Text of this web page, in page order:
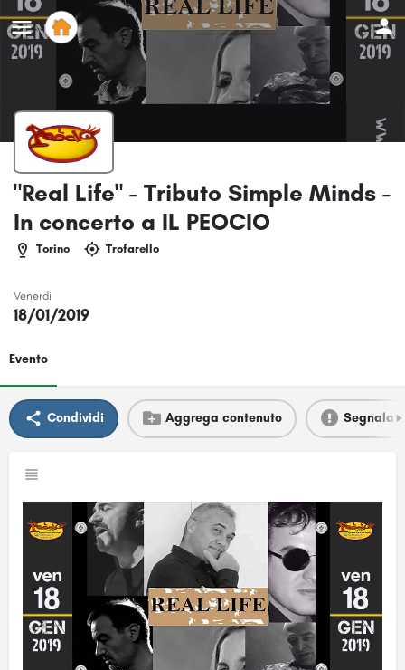
"Real Life" - Tributo Simple Minds -
In concerto a IL PEOCIO
Torino Trofarello
Venerdi
18/01/2019
Evento
Condividi Aggrega contenuto Segnala